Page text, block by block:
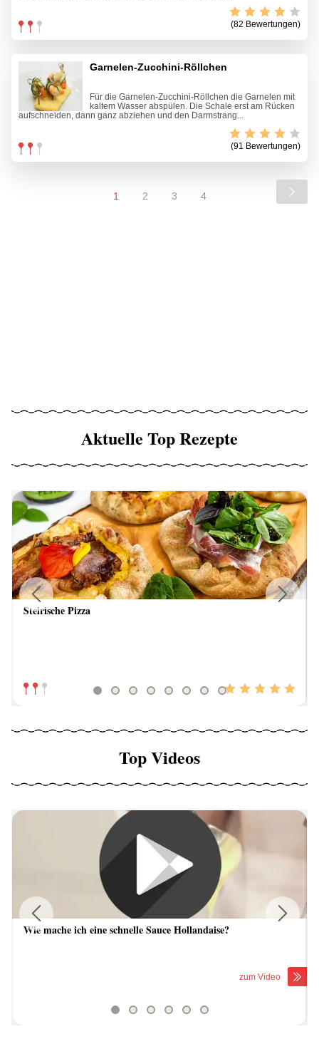
(82 Bewertungen)
Garnelen-Zucchini-Röllchen
Für die Garnelen-Zucchini-Röllchen die Garnelen mit
kaltem Wasser abspülen. Die Schale erst am Rücken
aufschneiden, dann ganz abziehen und den Darmstrang...
(91 Bewertungen)
1 2 3 4
Aktuelle Top Rezepte
Steirische Pizza
Previous
Top Videos
Wie mache ich eine schnelle Sauce Hollandaise?
zum Video
Previous